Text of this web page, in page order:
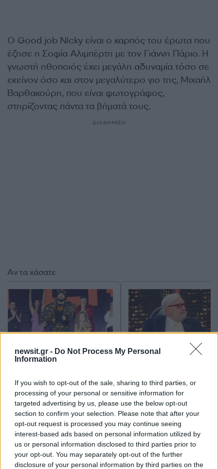
newsit.gr - Do Not Process My Personal
Information
If you wish to opt-out of the sale, sharing to third parties, or
processing of your personal or sensitive information for
targeted advertising by us, please use the below opt-out
section to confirm your selection. Please note that after your
opt-out request is processed you may continue seeing
interest-based ads based on personal information utilized by
us or personal information disclosed to third parties prior to
your opt-out. You may separately opt-out of the further
disclosure of your personal information by third parties on the
Ο Good job Nicky είναι ο καρπός του έρωτα που
έζησε η Σοφία Αλιμπέρτη με τον Γιάννη Πάριο. Η
γνωστή ηθοποιός έχει μεγάλη αδυναμία τόσο σε
εκείνον όσο και στον μεγαλύτερο γιο της, Μιχαήλ
Βαρθακούρη, που είναι φωτογράφος,
στηρίζοντας πάντα τα βήματά τους.
ΔΙΑΦΗΜΙΣΗ
Σχόλια
Αν τα χάσατε
εκκεντρικός τραγουδιστής
που θα πάει στη Eurovision
φέτος, εκπροσωπώντας
την Ελλάδα με το «Ferto»
ορισμένοι μεγάλη
προσπάθεια να
την οικογένειά μου
δεν μπορούσαν